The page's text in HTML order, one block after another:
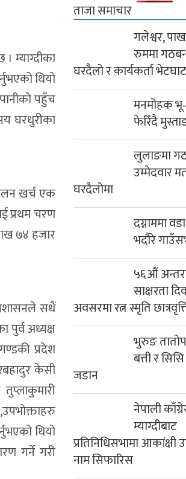
म्याग्दीका
थियो
पहुँच
घरधुरीका
खर्च एक
प्रथम चरण
७४ हजार
सधैं
पुर्व अध्यक्ष
प्रदेश
केसी
थियो
गर्ने गरी
ताजा समाचार
गलेश्वर,
रुममा
घरदैलो र कार्यकर्ता भेटघाट
मनमोहक
फेरिँदै
लुलाङमा
उम्मेदवार
घरदैलोमा
दग्नाममा
भदौरे
५६औं
साक्षरता
अवसरमा रत्न स्मृति
भुरुङ
बत्ती र
जडान
नेपाली
म्याग्दीबाट
प्रतिनिधिसभामा आकांक्षी
नाम सिफारिस